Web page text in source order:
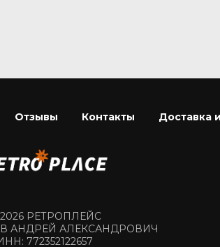
Отзывы Контакты Доставка
РЕТРОПЛЕЙС
АНДРЕЙ АЛЕКСАНДРОВИЧ
772352122657